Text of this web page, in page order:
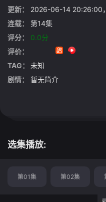
更新：
2026-06-14 20:26:00
连载：
第14集
评分：
0.0分
评价：
TAG：
未知
剧情：
暂无简介
选集播放:
第01集 第02集